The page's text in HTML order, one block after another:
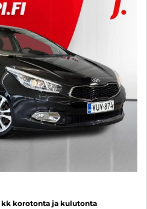
kk korotonta ja kulutonta